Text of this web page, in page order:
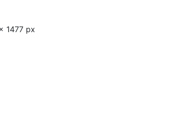
1477 px